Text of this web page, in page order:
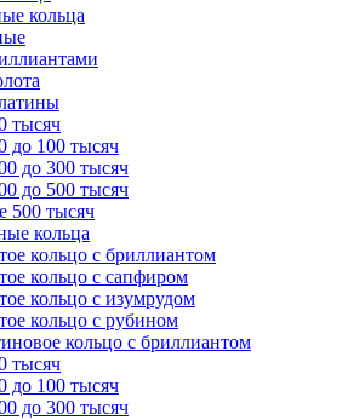
кольца
тысяч
до 100 тысяч
до 300 тысяч
до 500 тысяч
500 тысяч
кольца
кольцо с бриллиантом
кольцо с сапфиром
кольцо с изумрудом
кольцо с рубином
кольцо с бриллиантом
тысяч
до 100 тысяч
до 300 тысяч